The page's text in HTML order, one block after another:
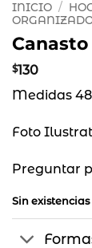
INICIO /
Canasto
$130
Medidas
Foto
Preguntar
Sin existencias